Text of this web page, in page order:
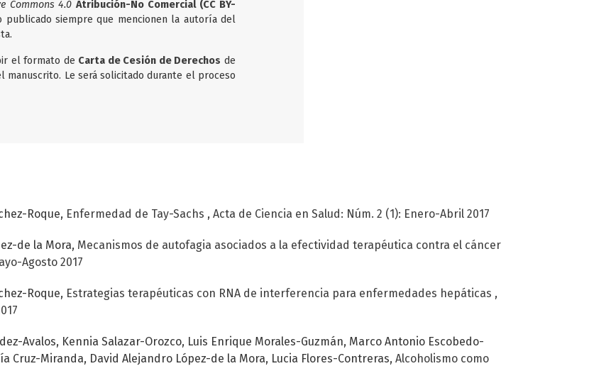
Commons 4.0 Atribución-No Comercial (CC BY-
siempre que mencionen la autoría del
el formato de Carta de Cesión de Derechos de
Le será solicitado durante el proceso
Roque, Enfermedad de Tay-Sachs , Acta de Ciencia en Salud: Núm. 2 (1): Enero-Abril 2017
de la Mora, Mecanismos de autofagia asociados a la efectividad terapéutica contra el cáncer
Agosto 2017
Roque, Estrategias terapéuticas con RNA de interferencia para enfermedades hepáticas ,
Avalos, Kennia Salazar-Orozco, Luis Enrique Morales-Guzmán, Marco Antonio Escobedo-
Cruz-Miranda, David Alejandro López-de la Mora, Lucia Flores-Contreras, Alcoholismo como